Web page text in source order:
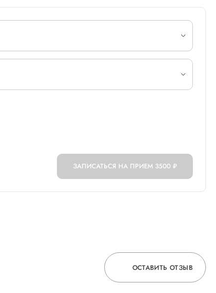
ЗАПИСАТЬСЯ НА ПРИЕМ 3500 ₽
ОСТАВИТЬ ОТЗЫВ